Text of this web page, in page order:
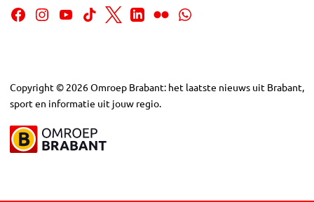
Copyright © 2026Omroep Brabant: het laatste nieuws uit Brabant,
sport en informatie uit jouw regio.